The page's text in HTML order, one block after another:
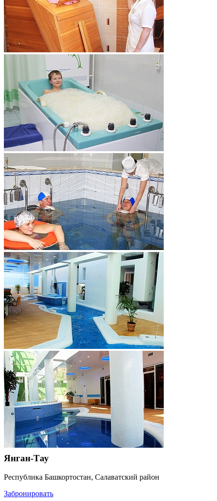
Янган-Тау
Республика Башкортостан, Салаватский район
Забронировать